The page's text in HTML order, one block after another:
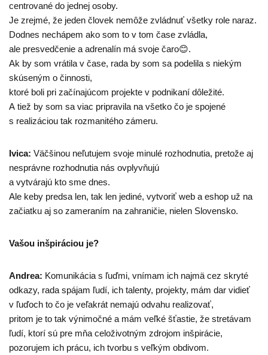
centrované do jednej osoby.
Je zrejmé, že jeden človek nemôže zvládnuť všetky role naraz.
Dodnes nechápem ako som to v tom čase zvládla,
ale presvedčenie a adrenalín má svoje čaro😊.
Ak by som vrátila v čase, rada by som sa podelila s niekým
skúseným o činnosti,
ktoré boli pri začínajúcom projekte v podnikaní dôležité.
A tiež by som sa viac pripravila na všetko čo je spojené
s realizáciou tak rozmanitého zámeru.
Ivica: Väčšinou neľutujem svoje minulé rozhodnutia, pretože aj
nesprávne rozhodnutia nás ovplyvňujú
a vytvárajú kto sme dnes.
Ale keby predsa len, tak len jediné, vytvoriť web a eshop už na
začiatku aj so zameraním na zahraničie, nielen Slovensko.
Vašou inšpiráciou je?
Andrea: Komunikácia s ľuďmi, vnímam ich najmä cez skryté
odkazy, rada spájam ľudí, ich talenty, projekty, mám dar vidieť
v ľuďoch to čo je veľakrát nemajú odvahu realizovať,
pritom je to tak výnimočné a mám veľké šťastie, že stretávam
ľudí, ktorí sú pre mňa celoživotným zdrojom inšpirácie,
pozorujem ich prácu, ich tvorbu s veľkým obdivom.